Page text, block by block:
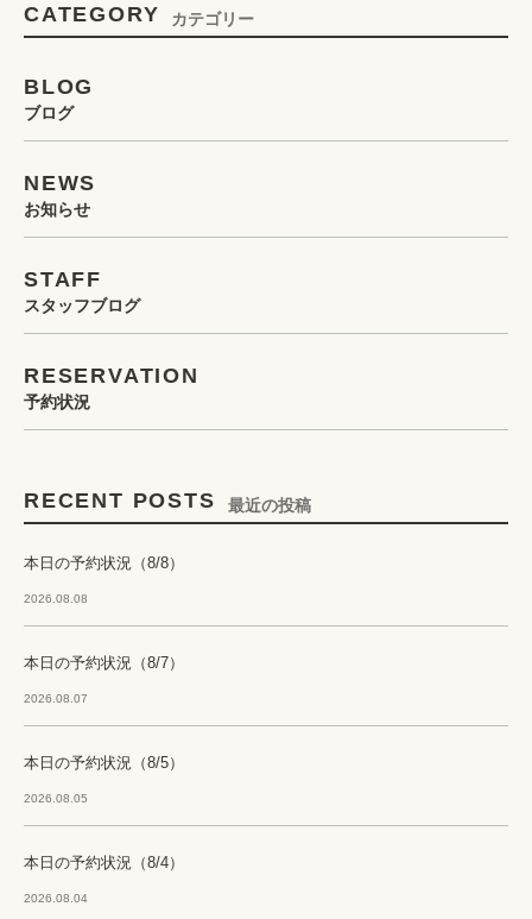
CATEGORY カテゴリー
BLOG
ブログ
NEWS
お知らせ
STAFF
スタッフブログ
RESERVATION
予約状況
RECENT POSTS 最近の投稿
本日の予約状況（8/8）
2026.08.08
本日の予約状況（8/7）
2026.08.07
本日の予約状況（8/5）
2026.08.05
本日の予約状況（8/4）
2026.08.04